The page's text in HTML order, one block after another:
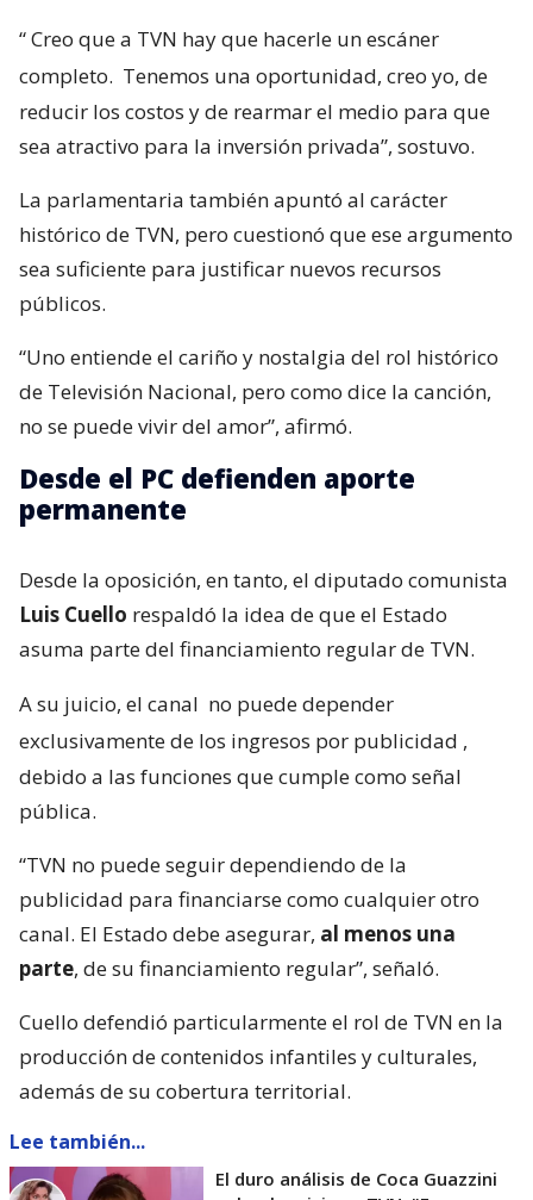
“Creo que a TVN hay que hacerle un escáner
completo. Tenemos una oportunidad, creo yo, de
reducir los costos y de rearmar el medio para que
sea atractivo para la inversión privada”, sostuvo.
La parlamentaria también apuntó al carácter
histórico de TVN, pero cuestionó que ese argumento
sea suficiente para justificar nuevos recursos
públicos.
“Uno entiende el cariño y nostalgia del rol histórico
de Televisión Nacional, pero como dice la canción,
no se puede vivir del amor”, afirmó.
Desde el PC defienden aporte
permanente
Desde la oposición, en tanto, el diputado comunista
Luis Cuello respaldó la idea de que el Estado
asuma parte del financiamiento regular de TVN.
A su juicio, el canal no puede depender
exclusivamente de los ingresos por publicidad ,
debido a las funciones que cumple como señal
pública.
“TVN no puede seguir dependiendo de la
publicidad para financiarse como cualquier otro
canal. El Estado debe asegurar, al menos una
parte, de su financiamiento regular”, señaló.
Cuello defendió particularmente el rol de TVN en la
producción de contenidos infantiles y culturales,
además de su cobertura territorial.
Lee también...
El duro análisis de Coca Guazzini